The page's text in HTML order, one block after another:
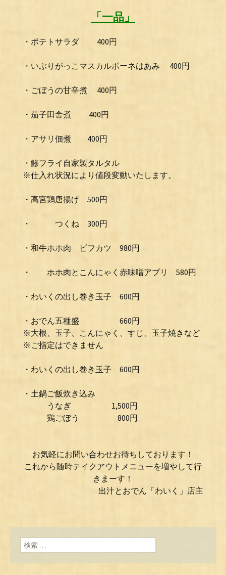
「一品」
・ポテトサラダ 400円
・いぶりがっこマスカルポーネはあみ 400円
・ごぼうの甘辛煮 400円
・茄子田舎煮 400円
・アサリ佃煮 400円
・鯵フライ自家製タルタル
※仕入れ状況により値段変動いたします。
・高宮鶏唐揚げ 500円
・ つくね 300円
・和牛ホホ肉 ビフカツ 980円
・ ホホ肉とこんにゃく赤味噌アブリ 580円
・わいくの出し巻き玉子 600円
・おでん五種盛 660円
※大根、玉子、こんにゃく、すじ、玉子焼きなど
※ご指定はできません
・わいくの出し巻き玉子 600円
・土鍋ご飯炊き込み
うなぎ 1,500円
鶏ごぼう 800円
お気軽にお問い合わせお待ちしております！
これから随時テイクアウトメニューを増やして行
きまーす！
出汁とおでん「わいく」店主
検索: